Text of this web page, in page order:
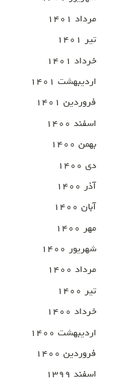
مرداد ۱۴۰۱
تیر ۱۴۰۱
خرداد ۱۴۰۱
اردیبهشت ۱۴۰۱
فروردین ۱۴۰۱
اسفند ۱۴۰۰
بهمن ۱۴۰۰
دی ۱۴۰۰
آذر ۱۴۰۰
آبان ۱۴۰۰
مهر ۱۴۰۰
شهریور ۱۴۰۰
مرداد ۱۴۰۰
تیر ۱۴۰۰
خرداد ۱۴۰۰
اردیبهشت ۱۴۰۰
فروردین ۱۴۰۰
اسفند ۱۳۹۹